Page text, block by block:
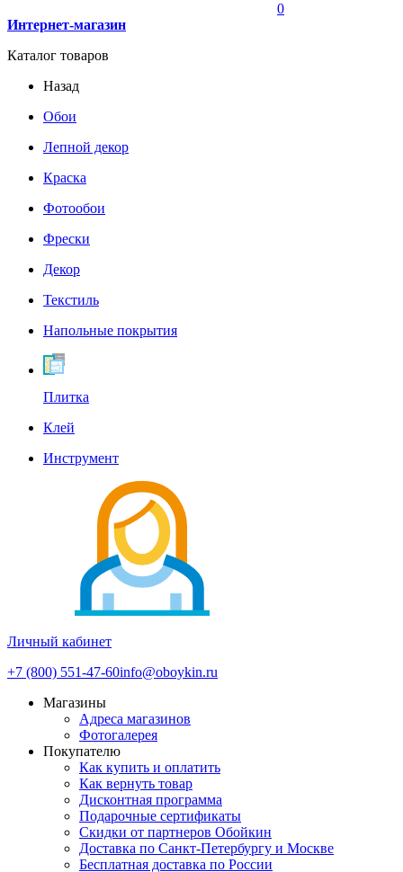
0
Интернет-магазин
Каталог товаров
Назад
Обои
Лепной декор
Краска
Фотообои
Фрески
Декор
Текстиль
Напольные покрытия
Плитка
Клей
Инструмент
Личный кабинет
+7 (800) 551-47-60info@oboykin.ru
Магазины
Адреса магазинов
Фотогалерея
Покупателю
Как купить и оплатить
Как вернуть товар
Дисконтная программа
Подарочные сертификаты
Скидки от партнеров Обойкин
Доставка по Санкт-Петербургу и Москве
Бесплатная доставка по России